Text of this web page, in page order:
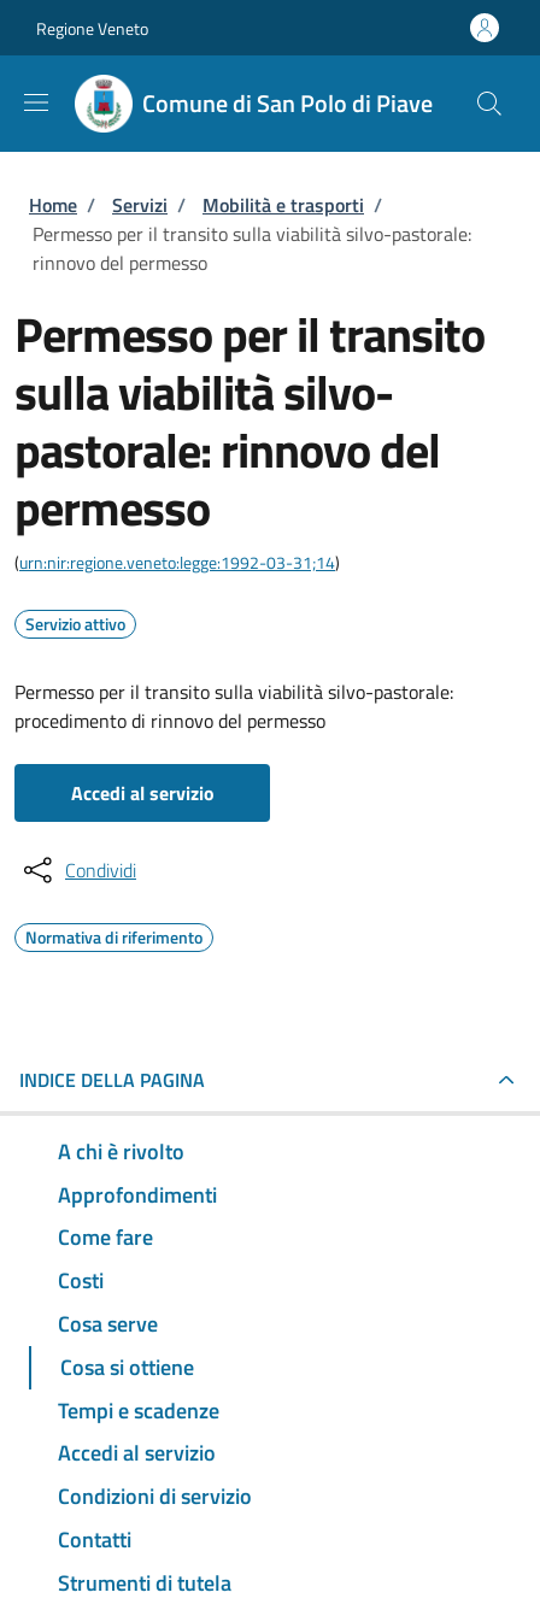
Regione Veneto
Comune di San Polo di Piave
Briciole di pane
Home / Servizi / Mobilità e trasporti /
Permesso per il transito sulla viabilità silvo-pastorale:
rinnovo del permesso
Permesso per il transito
sulla viabilità silvo-
pastorale: rinnovo del
permesso
(urn:nir:regione.veneto:legge:1992-03-31;14)
Servizio attivo
Permesso per il transito sulla viabilità silvo-pastorale:
procedimento di rinnovo del permesso
Accedi al servizio
Condividi
Normativa di riferimento
INDICE DELLA PAGINA
A chi è rivolto
Approfondimenti
Come fare
Costi
Cosa serve
Cosa si ottiene
Tempi e scadenze
Accedi al servizio
Condizioni di servizio
Contatti
Strumenti di tutela